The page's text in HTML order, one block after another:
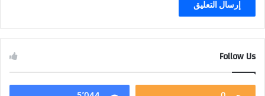
Follow Us